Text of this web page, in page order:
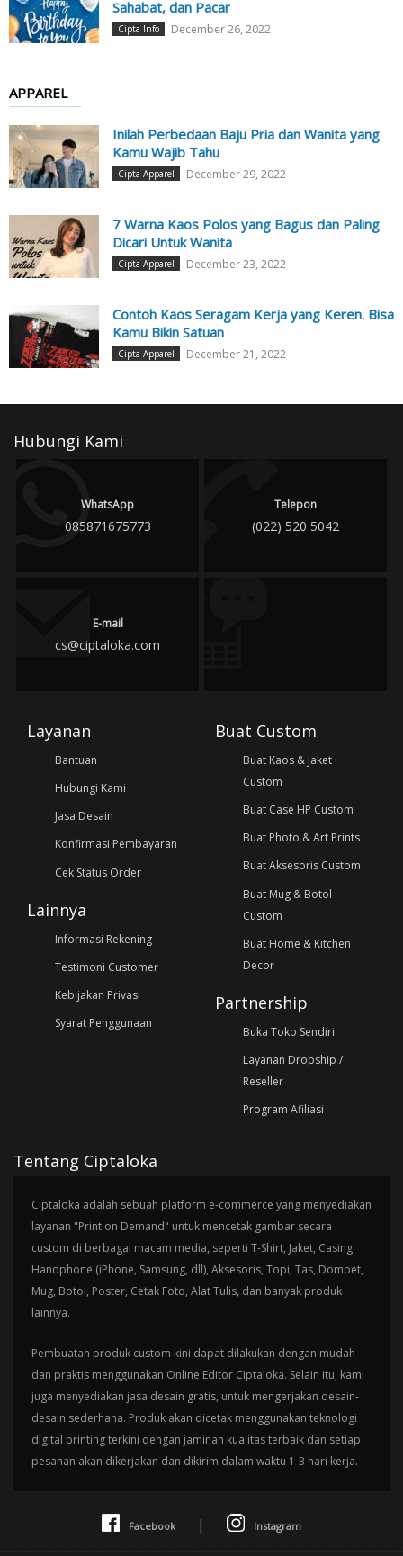
Sahabat, dan Pacar
Cipta Info December 26, 2022
APPAREL
Inilah Perbedaan Baju Pria dan Wanita yang
Kamu Wajib Tahu
Cipta Apparel December 29, 2022
7 Warna Kaos Polos yang Bagus dan Paling
Dicari Untuk Wanita
Cipta Apparel December 23, 2022
Contoh Kaos Seragam Kerja yang Keren. Bisa
Kamu Bikin Satuan
Cipta Apparel December 21, 2022
Hubungi Kami
WhatsApp
085871675773
Telepon
(022) 520 5042
E-mail
cs@ciptaloka.com
Layanan
Bantuan
Hubungi Kami
Jasa Desain
Konfirmasi Pembayaran
Cek Status Order
Lainnya
Informasi Rekening
Testimoni Customer
Kebijakan Privasi
Syarat Penggunaan
Buat Custom
Buat Kaos & Jaket
Custom
Buat Case HP Custom
Buat Photo & Art Prints
Buat Aksesoris Custom
Buat Mug & Botol
Custom
Buat Home & Kitchen
Decor
Partnership
Buka Toko Sendiri
Layanan Dropship /
Reseller
Program Afiliasi
Tentang Ciptaloka
Ciptaloka adalah sebuah platform e-commerce yang menyediakan
layanan "Print on Demand" untuk mencetak gambar secara
custom di berbagai macam media, seperti T-Shirt, Jaket, Casing
Handphone (iPhone, Samsung, dll), Aksesoris, Topi, Tas, Dompet,
Mug, Botol, Poster, Cetak Foto, Alat Tulis, dan banyak produk
lainnya.
Pembuatan produk custom kini dapat dilakukan dengan mudah
dan praktis menggunakan Online Editor Ciptaloka. Selain itu, kami
juga menyediakan jasa desain gratis, untuk mengerjakan desain-
desain sederhana. Produk akan dicetak menggunakan teknologi
digital printing terkini dengan jaminan kualitas terbaik dan setiap
pesanan akan dikerjakan dan dikirim dalam waktu 1-3 hari kerja.
Facebook | Instagram